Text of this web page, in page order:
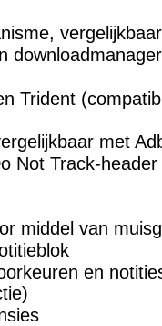
downloadmanager
Trident
met
Not Track-
middel van
en